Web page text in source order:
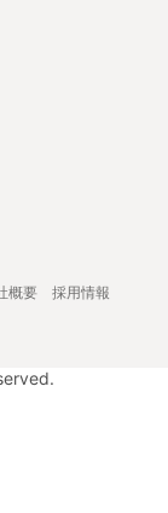
概要
採用情報